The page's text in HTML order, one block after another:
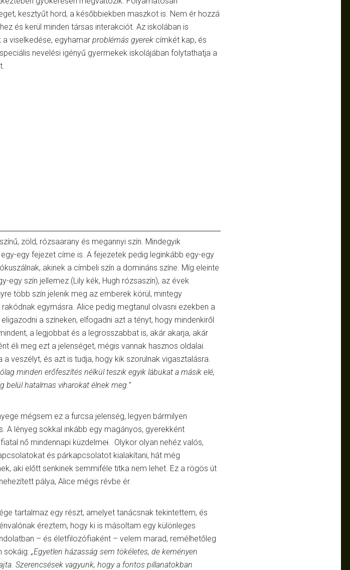
kesztyűt hord, a későbbiekben maszkot is. Nem ér hozzá
és kerül minden társas interakciót. Az iskolában is
viselkedése, egyhamar problémás gyerek címkét kap, és
nevelési igényű gyermekek iskolájában folytathatja a
zöld, rózsaarany és megannyi szín. Mindegyik
egy fejezet címe is. A fejezetek pedig leginkább egy-egy
akinek a címbeli szín a domináns színe. Míg eleinte
egy szín jellemez (Lily kék, Hugh rózsaszín), az évek
több szín jelenik meg az emberek körül, mintegy
egymásra. Alice pedig megtanul olvasni ezekben a
a színeken, elfogadni azt a tényt, hogy mindenkiről
a legjobbat és a legrosszabbat is, akár akarja, akár
éli meg ezt a jelenséget, mégis vannak hasznos oldalai.
a veszélyt, és azt is tudja, hogy kik szorulnak vigasztalásra.
minden erőfeszítés nélkül teszik egyik lábukat a másik elé,
belül hatalmas viharokat élnek meg.”
mégsem ez a furcsa jelenség, legyen bármilyen
A lényeg sokkal inkább egy magányos, gyerekként
nő mindennapi küzdelmei . Olykor olyan nehéz valós,
és párkapcsolatot kialakítani, hát még
aki előtt senkinek semmiféle titka nem lehet. Ez a rögös út
pálya, Alice mégis révbe ér.
tartalmaz egy részt, amelyet tanácsnak tekintettem, és
éreztem, hogy ki is másoltam egy különleges
– és életfilozófiaként – velem marad, remélhetőleg
sokáig: „Egyetlen házasság sem tökéletes, de keményen
Szerencsések vagyunk, hogy a fontos pillanatokban